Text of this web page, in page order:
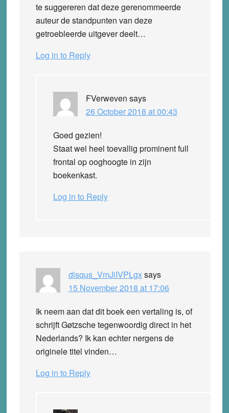
te suggereren dat deze gerenommeerde
auteur de standpunten van deze
getroebleerde uitgever deelt…
Log in to Reply
FVerweven says
26 October 2018 at 00:43
Goed gezien!
Staat wel heel toevallig prominent full
frontal op ooghoogte in zijn
boekenkast.
Log in to Reply
disqus_VmJiIVPLgxsays
15 November 2018 at 17:06
Ik neem aan dat dit boek een vertaling is, of
schrijft Gøtzsche tegenwoordig direct in het
Nederlands? Ik kan echter nergens de
originele titel vinden…
Log in to Reply